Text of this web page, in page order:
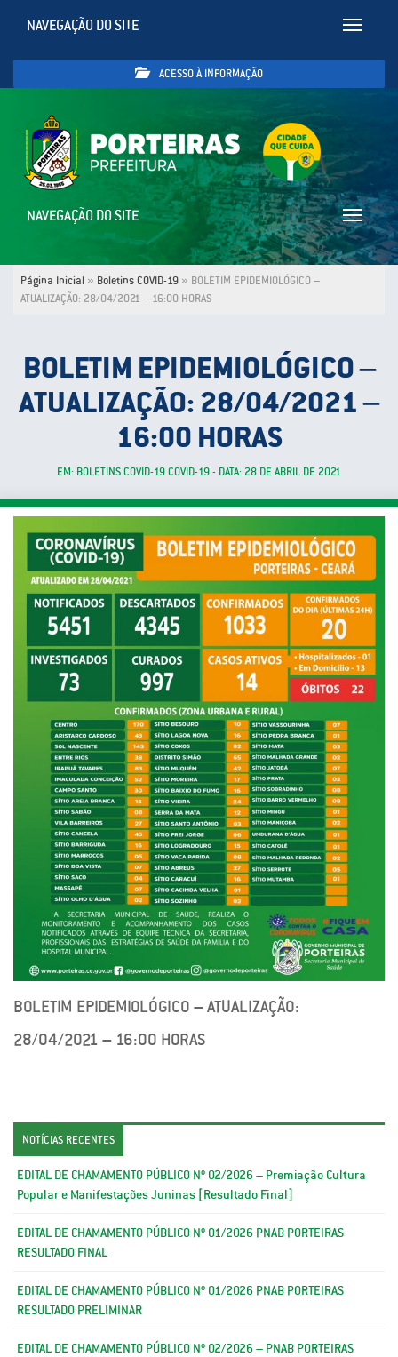
Toggle
NAVEGAÇÃO DO SITE
ACESSO À INFORMAÇÃO
Toggle
NAVEGAÇÃO DO SITE
Página Inicial » Boletins COVID-19 » BOLETIM EPIDEMIOLÓGICO –
ATUALIZAÇÃO: 28/04/2021 – 16:00 HORAS
BOLETIM EPIDEMIOLÓGICO –
ATUALIZAÇÃO: 28/04/2021 –
16:00 HORAS
EM: BOLETINS COVID-19 COVID-19 - DATA: 28 DE ABRIL DE 2021
BOLETIM EPIDEMIOLÓGICO – ATUALIZAÇÃO:
28/04/2021 – 16:00 HORAS
NOTÍCIAS RECENTES
EDITAL DE CHAMAMENTO PÚBLICO Nº 02/2026 – Premiação Cultura
Popular e Manifestações Juninas [Resultado Final]
EDITAL DE CHAMAMENTO PÚBLICO Nº 01/2026 PNAB PORTEIRAS
RESULTADO FINAL
EDITAL DE CHAMAMENTO PÚBLICO Nº 01/2026 PNAB PORTEIRAS
RESULTADO PRELIMINAR
EDITAL DE CHAMAMENTO PÚBLICO Nº 02/2026 – PNAB PORTEIRAS